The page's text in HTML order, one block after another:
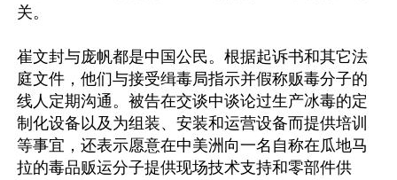
关。
崔文封与庞帆都是中国公民。根据起诉书和其它法
庭文件，他们与接受缉毒局指示并假称贩毒分子的
线人定期沟通。被告在交谈中谈论过生产冰毒的定
制化设备以及为组装、安装和运营设备而提供培训
等事宜，还表示愿意在中美洲向一名自称在瓜地马
拉的毒品贩运分子提供现场技术支持和零部件供